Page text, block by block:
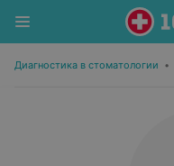
Диагностика в стоматологии •